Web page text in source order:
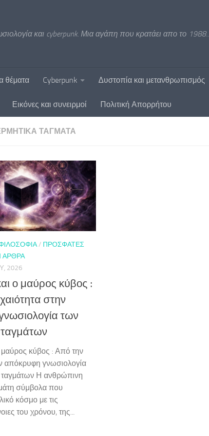
και cyberpunk. Μια αγάπη που κρατάει απο το 1988..
θέματα Cyberpunk Δυστοπία και μετανθρωπισμός
Εικόνες και συνειρμοί Πολιτική Απορρήτου
ΤΆΓΜΑΤΑ
/ ΠΡΌΣΦΑΤΕΣ
ΆΡΘΡΑ
2026
ο μαύρος κύβος :
στην
των
κύβος : Από την
απόκρυφη γνωσιολογία
Η ανθρώπινη
σύμβολα που
κόσμο με τις
του χρόνου, της...